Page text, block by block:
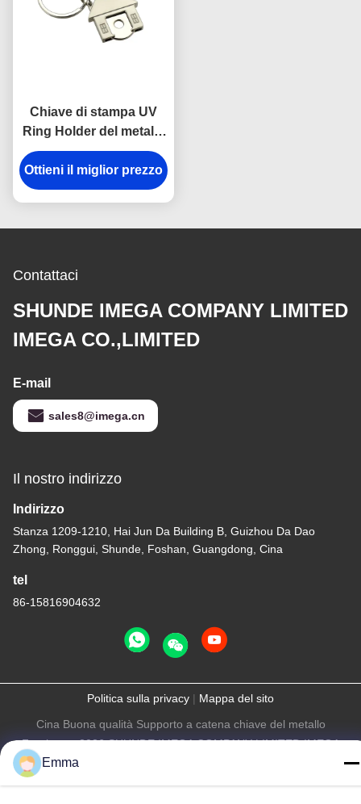
Chiave di stampa UV
Ring Holder del metallo
della Camera del
carrello dell'anello
portachiavi sveglio
Ottieni il miglior prezzo
Contattaci
SHUNDE IMEGA COMPANY LIMITED
IMEGA CO.,LIMITED
E-mail
sales8@imega.cn
Il nostro indirizzo
Indirizzo
Stanza 1209-1210, Hai Jun Da Building B, Guizhou Da Dao
Zhong, Ronggui, Shunde, Foshan, Guangdong, Cina
tel
86-15816904632
Politica sulla privacy | Mappa del sito
Cina Buona qualità Supporto a catena chiave del metallo
Fornitore. -2026 SHUNDE IMEGA COMPANY LIMITED IMEGA
Emma